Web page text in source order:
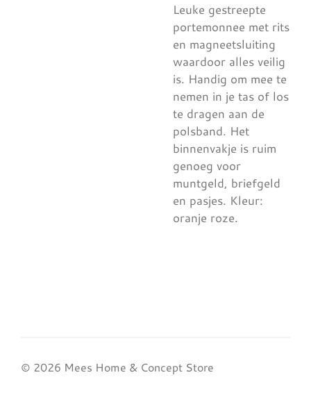
Leuke gestreepte
portemonnee met rits
en magneetsluiting
waardoor alles veilig
is. Handig om mee te
nemen in je tas of los
te dragen aan de
polsband. Het
binnenvakje is ruim
genoeg voor
muntgeld, briefgeld
en pasjes. Kleur:
oranje roze.
© 2026 Mees Home & Concept Store